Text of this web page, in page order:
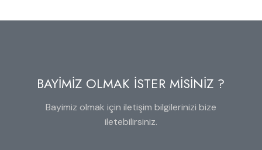
BAYİMİZ OLMAK İSTER MİSİNİZ ?
Bayimiz olmak için iletişim bilgilerinizi bize
iletebilirsiniz.